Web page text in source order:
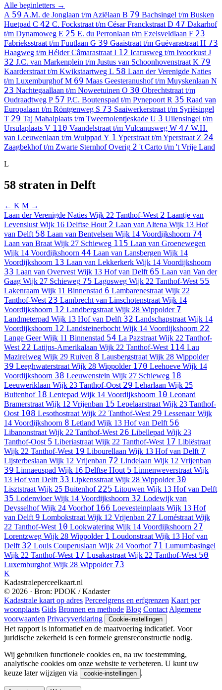
Alle beginletters →
A 59 A.M. de Jonglaan t/m Aziëlaan B 79 Bachsingel t/m Busken
Huetpad C 42 C. Fockstraat t/m César Franckstraat D 47 Dakarhof
t/m Dynamoweg E 25 E. du Perronlaan t/m Ezelsveldlaan F 23
Fabrieksstraat t/m Fuutlaan G 39 Gaaistraat t/m Guévarastraat H 73
Haagweg t/m Hélder Câmarastraat I 12 Icarusweg t/m Ivoorkust J
32 J.C. van Markenplein t/m Justus van Schoonhovenstraat K 79
Kaarderstraat t/m Kwikstaartweg L 58 Laan der Verenigde Naties
t/m LuxemburghofM 69 Maas Geesteranushof t/m Muyskenlaan N
23 Nachtegaallaan t/m Noweetuinen O 30 Obrechtstraat t/m
Oudraadtweg P 57 P.C. Boutenspad t/m Pynepoort R 35 Raad van
Europalaan t/m Röntgenweg S 73 Saaiwerkerstraat t/m Syriësingel
T 29 Taj Mahalplaats t/m Tweemolentjeskade U 3 Uilensingel t/m
Ursulaplaats V 110 Vaandelstraat t/m Vulcanusweg W 47 W.H.
van Leeuwenlaan t/m Wulppad Y 1 Yperstraat t/m Yperstraat Z 24
Zaagbekhof t/m Zwarte SternhofOverig 2 't Carto t/m 't Vrije Land
L
58 straten in Delft
← K M →
Laan der Verenigde Naties Wijk 22 Tanthof-West 2 Laantje van
Levenslust Wijk 16 Delftse Hout 2 Laan van Altena Wijk 13 Hof
van Delft 58 Laan van Bentvelsen Wijk 14 Voordijkshoorn 74
Laan van Braat Wijk 27 Schieweg 115 Laan van Groenewegen
Wijk 14 Voordijkshoorn 44 Laan van Lansbergen Wijk 14
Voordijkshoorn 13 Laan van Lekkerkerk Wijk 14 Voordijkshoorn
33 Laan van Overvest Wijk 13 Hof van Delft 65 Laan van Van der
Gaag Wijk 27 Schieweg 75 Lagosweg Wijk 22 Tanthof-West 55
Lakenraam Wijk 11 Binnenstad 6 Lambarenestraat Wijk 22
Tanthof-West 23 Lambrecht van Linschotenstraat Wijk 14
Voordijkshoorn 12 Landbergstraat Wijk 28 Wippolder 7
Landmeterpad Wijk 13 Hof van Delft 32 Landschapstraat Wijk 14
Voordijkshoorn 12 Landsteinerbocht Wijk 14 Voordijkshoorn 22
Lange Geer Wijk 11 Binnenstad 54 La Pazstraat Wijk 22 Tanthof-
West 22 Latijns-Amerikalaan Wijk 22 Tanthof-West 114 Lau
Mazirelweg Wijk 29 Ruiven 8 Lausbergstraat Wijk 28 Wippolder
39 Leeghwaterstraat Wijk 28 Wippolder 170 Leehoeve Wijk 14
Voordijkshoorn 38 Leeuwenstein Wijk 27 Schieweg 18
Leeuweriklaan Wijk 23 Tanthof-Oost 29 Leharlaan Wijk 25
Buitenhof 18 Lentepad Wijk 14 Voordijkshoorn 10 Leonard
Bramerstraat Wijk 12 Vrijenban 15 Lepelaarstraat Wijk 23 Tanthof-
Oost 108 Lesothostraat Wijk 22 Tanthof-West 29 Lessenaar Wijk
14 Voordijkshoorn 8 Letland Wijk 13 Hof van Delft 56
Libanonstraat Wijk 22 Tanthof-West 26 Libellepad Wijk 23
Tanthof-Oost 5 Liberiastraat Wijk 22 Tanthof-West 17 Libiëstraat
Wijk 22 Tanthof-West 19 Libourellaan Wijk 13 Hof van Delft 7
Lijsterbeslaan Wijk 12 Vrijenban 72 Lindelaan Wijk 12 Vrijenban
39 Linnaeuspad Wijk 16 Delftse Hout 5 Linnenweverstraat Wijk
13 Hof van Delft 33 Lipkensstraat Wijk 28 Wippolder 30
Lisztstraat Wijk 25 Buitenhof 225 Litouwen Wijk 13 Hof van Delft
35 Lodenvloer Wijk 14 Voordijkshoorn 32 Lodewijk van
Deysselhof Wijk 24 Voorhof 166 Loevesteinplaats Wijk 13 Hof
van Delft 9 Lombokstraat Wijk 12 Vrijenban 27 Loméstraat Wijk
22 Tanthof-West 10 Lookwatering Wijk 14 Voordijkshoorn 27
Lorentzweg Wijk 28 Wippolder 1 Loudonstraat Wijk 13 Hof van
Delft 32 Louis Couperuslaan Wijk 24 Voorhof 71 Lumumbasingel
Wijk 22 Tanthof-West 17 Lusakastraat Wijk 22 Tanthof-West 50
Luxemburghof Wijk 28 Wippolder 73
K
Kadastraleperceelkaart.nl
© 2026 · Bron: PDOK / Kadaster
Kadastrale kaart op adres Perceelgrens en erfgrenzen Kaart per
woonplaats Gids Bronnen en methode Blog ContactAlgemene
voorwaarden Privacyverklaring Cookie-instellingen
Het rapport is informatief en de maatvoering indicatief. Voor
juridische zekerheid is een formele grensreconstructie nodig.
Wij gebruiken functionele cookies en, na uw toestemming,
analytische cookies om onze website te verbeteren. U kunt uw
keuze later wijzigen via
cookie-instellingen .